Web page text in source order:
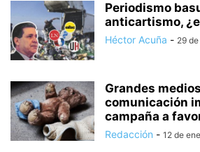
Periodismo
anticartismo,
Héctor Acuña - 29
Grandes
comunicación
campaña a
Redacción - 12 de